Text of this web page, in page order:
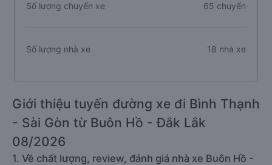
Số lượng chuyến xe 65 chuyến
Số lượng nhà xe 18 nhà xe
Giới thiệu tuyến đường xe đi Bình Thạnh
- Sài Gòn từ Buôn Hồ - Đắk Lắk
08/2026
1. Về chất lượng, review, đánh giá nhà xe Buôn Hồ -